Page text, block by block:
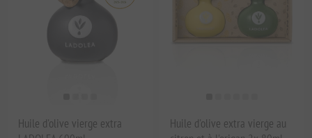
Huile d'olive vierge extra
Huile d'olive extra vierge au